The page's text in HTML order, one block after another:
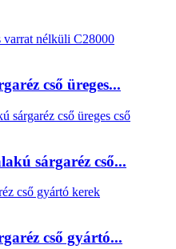
cső üreges...
sárgaréz cső...
cső gyártó...